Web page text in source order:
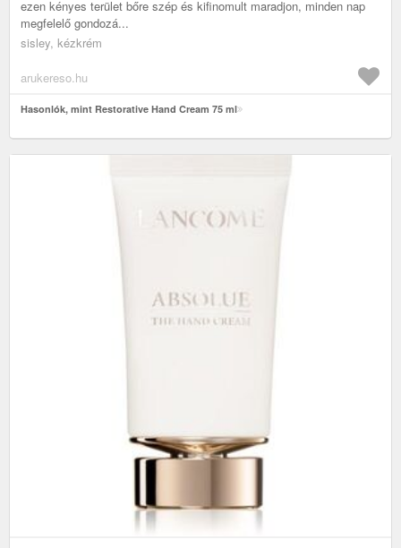
ezen kényes terület bőre szép és kifinomult maradjon, minden nap
megfelelő gondozá...
sisley, kézkrém
arukereso.hu
Hasonlók, mint Restorative Hand Cream 75 ml